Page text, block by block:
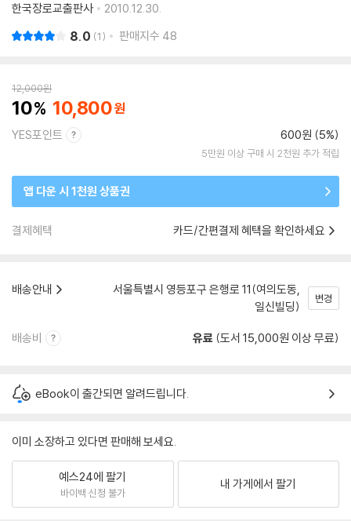
한국장로교출판사
2010.12.30.
8.0 1 판매지수 48
12,000원
10 10,800
YES포인트 600원 (5%)
5만원 이상 구매 시 2천원 추가 적립
앱 다운 시 1천원 상품권
결제혜택 카드/간편결제 혜택을 확인하세요
배송안내
서울특별시 영등포구 은행로 11(여의도동,
일신빌딩)
변경
배송비 유료 (도서 15,000원 이상 무료)
eBook이 출간되면 알려드립니다.
이미 소장하고 있다면 판매해 보세요.
예스24에 팔기
바이백 신청 불가
내 가게에서 팔기